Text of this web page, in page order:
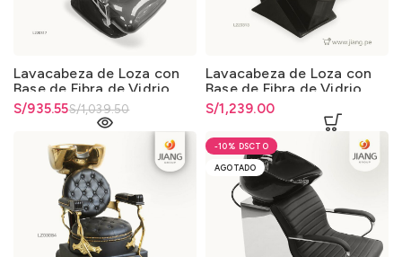
Lavacabeza de Loza con
Base de Fibra de Vidrio
0325
S/1,039.50
El precio original era:
S/935.55
El precio actual es: S/935.55.
Lavacabeza de Loza con
Base de Fibra de Vidrio
0325
S/1,239.00
-10%
AGOTADO